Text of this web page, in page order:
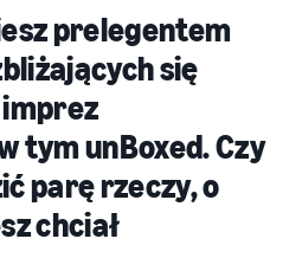
prelegentem
się
tym unBoxed. Czy
parę rzeczy, o
chciał